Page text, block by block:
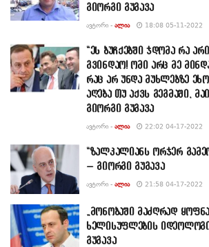
გიორგი გუგავა
ᲐᲕᲢᲝᲠᲘ - ᲐᲚᲘᲐ 18:08 05-11-2022
“ეს ბუჩქებში ჯდომა რა
გვინდაო! ომი არც მე
რაც არ უნდა მუხლებზე
აღება თუ აქვს გეგმაში,
გიორგი გუგავა
ᲐᲕᲢᲝᲠᲘ - ᲐᲚᲘᲐ 22:02 04-17-2022
“ზალკალიანს ორჯერ
– გიორგი გუგავა
ᲐᲕᲢᲝᲠᲘ - ᲐᲚᲘᲐ 21:58 04-17-2022
„მონობაში მაძღრად
ხელისუფლების
გუგავა